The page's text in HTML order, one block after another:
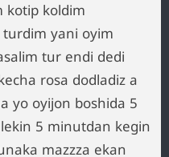
kotip koldim
yani oyim
tur endi dedi
rosa dodladiz a
yo oyijon boshida 5
5 minutdan kegin
mazzza ekan